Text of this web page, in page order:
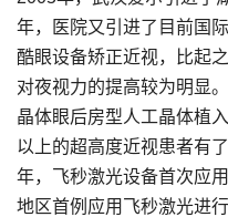
年，医院又引进了目前国
酷眼设备矫正近视，比起
对夜视力的提高较为明显
晶体眼后房型人工晶体植
以上的超高度近视患者有
年，飞秒激光设备首次应
地区首例应用飞秒激光进